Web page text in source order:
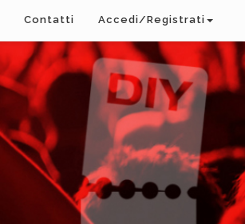
Contatti Accedi/Registrati